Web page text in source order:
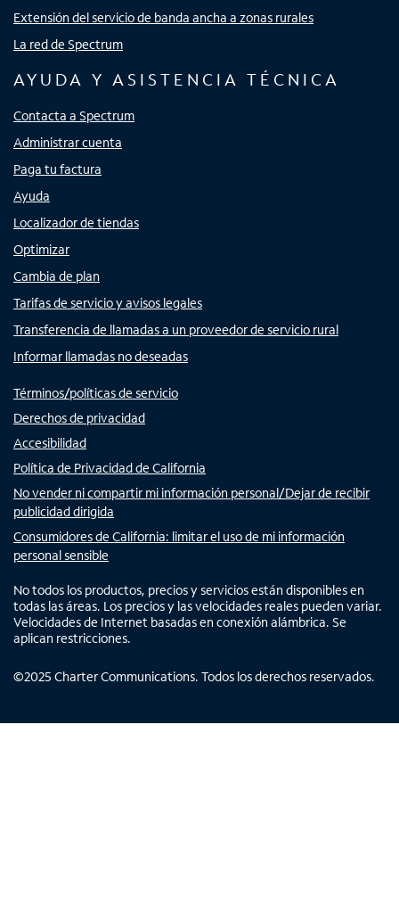
Extensión del servicio de banda ancha a zonas rurales
La red de Spectrum
AYUDA Y ASISTENCIA TÉCNICA
Contacta a Spectrum
Administrar cuenta
Paga tu factura
Ayuda
Localizador de tiendas
Optimizar
Cambia de plan
Tarifas de servicio y avisos legales
Transferencia de llamadas a un proveedor de servicio rural
Informar llamadas no deseadas
Términos/políticas de servicio
Derechos de privacidad
Accesibilidad
Política de Privacidad de California
No vender ni compartir mi información personal/Dejar de recibir
publicidad dirigida
Consumidores de California: limitar el uso de mi información
personal sensible
No todos los productos, precios y servicios están disponibles en
todas las áreas. Los precios y las velocidades reales pueden variar.
Velocidades de Internet basadas en conexión alámbrica. Se
aplican restricciones.
©2025 Charter Communications. Todos los derechos reservados.